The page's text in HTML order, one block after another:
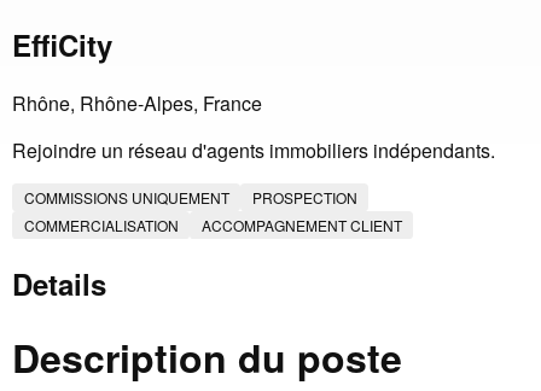
EffiCity
Rhône, Rhône-Alpes, France
Rejoindre un réseau d'agents immobiliers indépendants.
COMMISSIONS UNIQUEMENT
PROSPECTION
COMMERCIALISATION
ACCOMPAGNEMENT CLIENT
Details
Description du poste